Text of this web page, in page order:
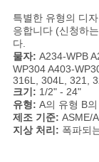
특별한 유형의 디
응합니다 (신청하
다.
물자: A234-WPB
WP304 A403-
316L, 304L, 321,
크기: 1/2" - 24"
유형: A의 유형 B
제조 기준: ASME/
지상 처리: 폭파되